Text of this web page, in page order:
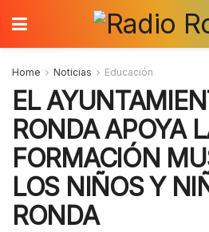
Home Noticias Educación
EL
RONDA APOYA
FORMACIÓN
LOS NIÑOS Y
RONDA